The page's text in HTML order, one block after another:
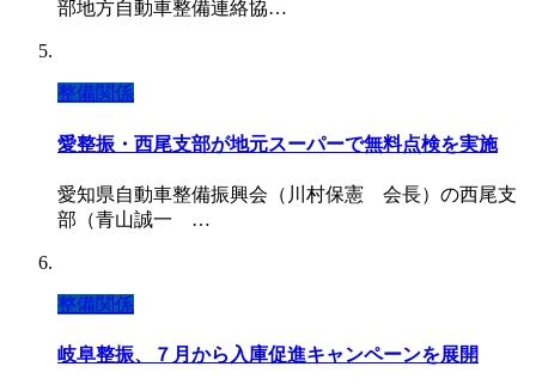
部地方自動車整備連絡協…
整備関係
愛整振・西尾支部が地元スーパーで無料点検を実施
愛知県自動車整備振興会（川村保憲 会長）の西尾支
部（青山誠一 …
整備関係
岐阜整振、７月から入庫促進キャンペーンを展開